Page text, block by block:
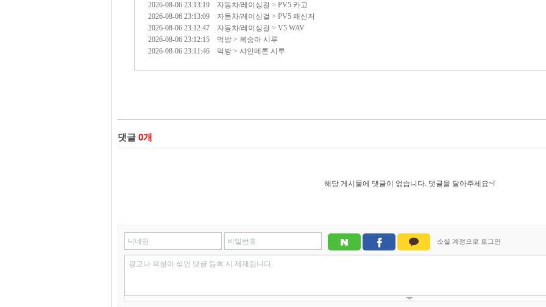
2026-08-06 23:13:19 자동차/레이싱걸 > PV5 카고
2026-08-06 23:13:09 자동차/레이싱걸 > PV5 패신저
2026-08-06 23:12:47 자동차/레이싱걸 > V5 WAV
2026-08-06 23:12:15 먹방 > 복숭아 시루
2026-08-06 23:11:46 먹방 > 샤인메론 시루
댓글 0개
해당 게시물에 댓글이 없습니다. 댓글을 달아주세요~!
닉네임 비밀번호
광고나 욕설이 섞인 댓글 등록 시 제재됩니다.